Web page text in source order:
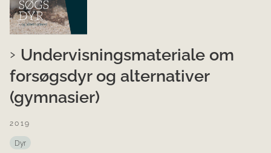
Undervisningsmateriale om
forsøgsdyr og alternativer
(gymnasier)
2019
Dyr